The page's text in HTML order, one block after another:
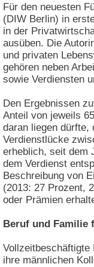
Für den neuesten
(DIW Berlin) in
in der
ausüben. Die
und privaten
gehören neben
sowie Verdiensten
Den Ergebnissen
Anteil von jeweils
daran liegen dürfte,
Verdienstlücke
erheblich, seit dem
dem Verdienst
Beschreibung von
(2013: 27 Prozent,
oder Prämien
Beruf und Familie
Vollzeitbeschäftigte
ihre männlichen